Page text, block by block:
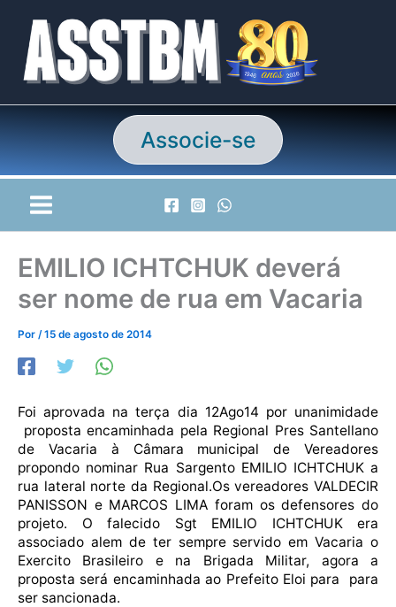
conteúdo
Associe-se
EMILIO ICHTCHUK deverá
ser nome de rua em Vacaria
Por /15 de agosto de 2014
Foi aprovada na terça dia 12Ago14 por unanimidade
proposta encaminhada pela Regional Pres Santellano
de Vacaria à Câmara municipal de Vereadores
propondo nominar Rua Sargento EMILIO ICHTCHUK a
rua lateral norte da Regional.Os vereadores VALDECIR
PANISSON e MARCOS LIMA foram os defensores do
projeto. O falecido Sgt EMILIO ICHTCHUK era
associado alem de ter sempre servido em Vacaria o
Exercito Brasileiro e na Brigada Militar, agora a
proposta será encaminhada ao Prefeito Eloi para para
ser sancionada.